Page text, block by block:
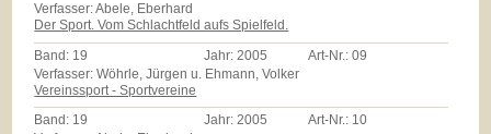
Verfasser: Abele, Eberhard
Der Sport. Vom Schlachtfeld aufs Spielfeld.
Band: 19 Jahr: 2005 Art-Nr.:09
Verfasser: Wöhrle, Jürgen u. Ehmann, Volker
Vereinssport - Sportvereine
Band: 19 Jahr:2005 Art-Nr.: 10